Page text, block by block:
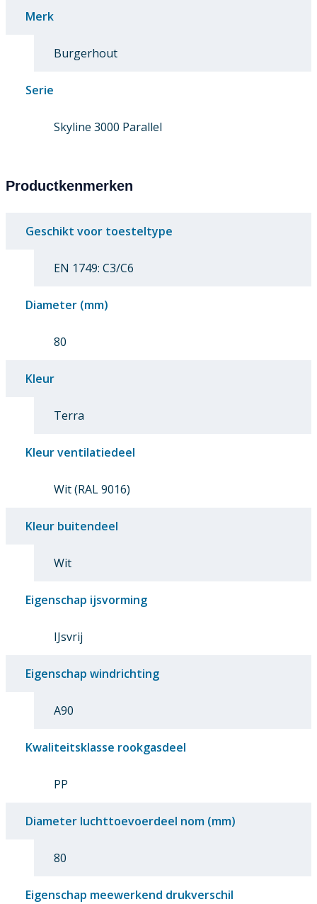
Merk
Burgerhout
Serie
Skyline 3000 Parallel
Productkenmerken
Geschikt voor toesteltype
EN 1749: C3/C6
Diameter (mm)
80
Kleur
Terra
Kleur ventilatiedeel
Wit (RAL 9016)
Kleur buitendeel
Wit
Eigenschap ijsvorming
IJsvrij
Eigenschap windrichting
A90
Kwaliteitsklasse rookgasdeel
PP
Diameter luchttoevoerdeel nom (mm)
80
Eigenschap meewerkend drukverschil